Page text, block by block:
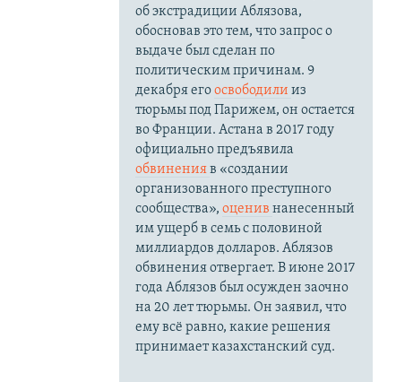
об экстрадиции Аблязова,
обосновав это тем, что запрос о
выдаче был сделан по
политическим причинам. 9
декабря егоосвободили из
тюрьмы под Парижем, он остается
во Франции. Астана в 2017 году
официально предъявила
обвиненияв «создании
организованного преступного
сообщества», оценив нанесенный
им ущерб в семь с половиной
миллиардов долларов. Аблязов
обвинения отвергает. В июне 2017
года Аблязов был осужден заочно
на 20 лет тюрьмы. Он заявил, что
ему всё равно, какие решения
принимает казахстанский суд.